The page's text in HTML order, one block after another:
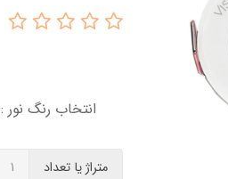
انتخاب رنگ نور :
متراژ یا تعداد